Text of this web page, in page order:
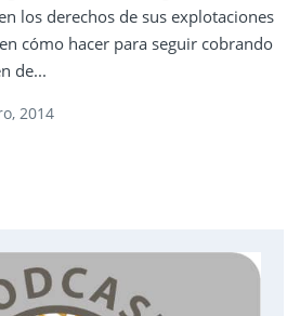
los derechos de sus explotaciones
cómo hacer para seguir cobrando
de...
2014